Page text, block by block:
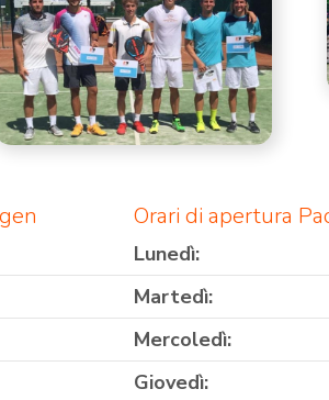
Orari di apertura
Lunedì:
Martedì:
Mercoledì:
Giovedì: